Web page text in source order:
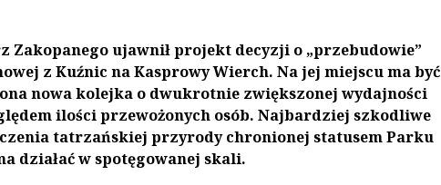
Zakopanego ujawnił projekt decyzji o „przebudowie”
z Kuźnic na Kasprowy Wierch. Na jej miejscu ma być
nowa kolejka o dwukrotnie zwiększonej wydajności
ilości przewożonych osób. Najbardziej szkodliwe
tatrzańskiej przyrody chronionej statusem Parku
działać w spotęgowanej skali.